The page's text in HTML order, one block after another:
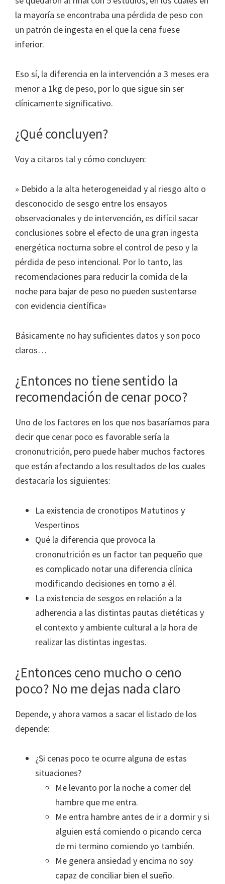
la mayoría se encontraba una pérdida de peso con
un patrón de ingesta en el que la cena fuese
inferior.
Eso sí, la diferencia en la intervención a 3 meses era
menor a 1kg de peso, por lo que sigue sin ser
clínicamente significativo.
¿Qué concluyen?
Voy a citaros tal y cómo concluyen:
» Debido a la alta heterogeneidad y al riesgo alto o
desconocido de sesgo entre los ensayos
observacionales y de intervención, es difícil sacar
conclusiones sobre el efecto de una gran ingesta
energética nocturna sobre el control de peso y la
pérdida de peso intencional. Por lo tanto, las
recomendaciones para reducir la comida de la
noche para bajar de peso no pueden sustentarse
con evidencia científica»
Básicamente no hay suficientes datos y son poco
claros…
¿Entonces no tiene sentido la
recomendación de cenar poco?
Uno de los factores en los que nos basaríamos para
decir que cenar poco es favorable sería la
crononutrición, pero puede haber muchos factores
que están afectando a los resultados de los cuales
destacaría los siguientes:
La existencia de cronotipos Matutinos y
Vespertinos
Qué la diferencia que provoca la
crononutrición es un factor tan pequeño que
es complicado notar una diferencia clínica
modificando decisiones en torno a él.
La existencia de sesgos en relación a la
adherencia a las distintas pautas dietéticas y
el contexto y ambiente cultural a la hora de
realizar las distintas ingestas.
¿Entonces ceno mucho o ceno
poco? No me dejas nada claro
Depende, y ahora vamos a sacar el listado de los
depende:
¿Si cenas poco te ocurre alguna de estas
situaciones?
Me levanto por la noche a comer del
hambre que me entra.
Me entra hambre antes de ir a dormir y si
alguien está comiendo o picando cerca
de mi termino comiendo yo también.
Me genera ansiedad y encima no soy
capaz de conciliar bien el sueño.